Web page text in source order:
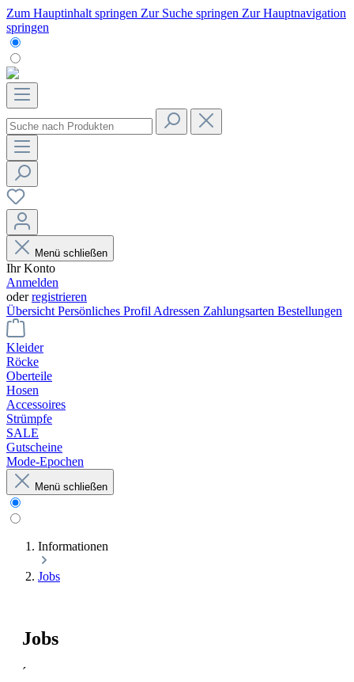
Zum Hauptinhalt springen Zur Suche springen Zur Hauptnavigation
springen
Menü schließen
Ihr Konto
Anmelden
oderregistrieren
Übersicht Persönliches Profil Adressen Zahlungsarten Bestellungen
Kleider
Röcke
Oberteile
Hosen
Accessoires
Strümpfe
SALE
Gutscheine
Mode-Epochen
Menü schließen
Informationen
Jobs
Jobs
´